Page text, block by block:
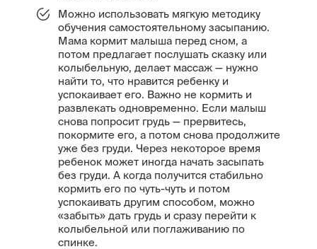
Можно использовать мягкую методику
обучения самостоятельному засыпанию.
Мама кормит малыша перед сном, а
потом предлагает послушать сказку или
колыбельную, делает массаж — нужно
найти то, что нравится ребенку и
успокаивает его. Важно не кормить и
развлекать одновременно. Если малыш
снова попросит грудь — прервитесь,
покормите его, а потом снова продолжите
уже без груди. Через некоторое время
ребенок может иногда начать засыпать
без груди. А когда получится стабильно
кормить его по чуть-чуть и потом
успокаивать другим способом, можно
«забыть» дать грудь и сразу перейти к
колыбельной или поглаживанию по
спинке.